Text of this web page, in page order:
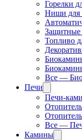
Горелки
Ниши для
Защитные
Топливо
Все —
Печи
Печи-
Все —
Камины